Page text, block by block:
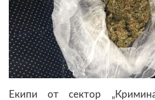
Екипи от сектор